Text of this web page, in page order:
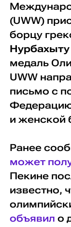
(UWW)
борцу
медаль
UWW
письмо с
и женской
Ранее
может
Пекине
известно,
объявил о